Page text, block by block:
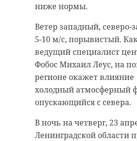
ниже нормы.
Ветер западный, северо-
5-10 м/с, порывистый.
ведущий специалист
Фобос Михаил Леус, на
регионе окажет влияние
холодный атмосферный
опускающийся с севера.
В ночь на четверг, 23
Ленинградской области